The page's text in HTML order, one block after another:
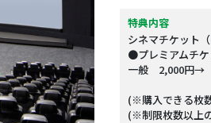
特典内容
シネマチケット
●プレミアムチケ
一般 2,000円→
(※購入できる枚
(※制限枚数以上